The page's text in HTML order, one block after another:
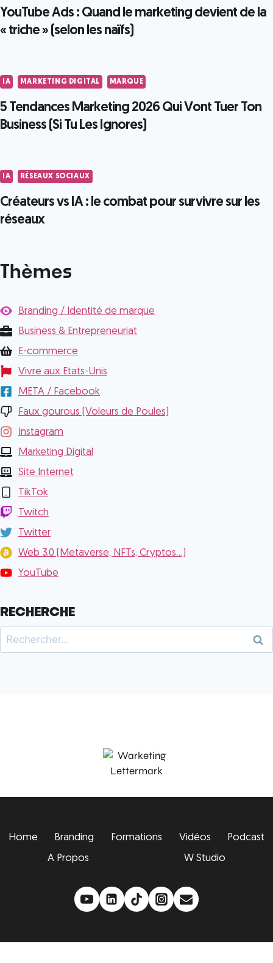
YouTube Ads : Quand le marketing devient de la
« triche » (selon les naïfs)
IA MARKETING DIGITAL MARQUE
5 Tendances Marketing 2026 Qui Vont Tuer Ton
Business (Si Tu Les Ignores)
IA RÉSEAUX SOCIAUX
Créateurs vs IA : le combat pour survivre sur les
réseaux
Thèmes
Branding / Identité de marque
Business & Entrepreneuriat
E-commerce
Vivre aux Etats-Unis
META / Facebook
Faux gourous (Voleurs de Poules)
Instagram
Marketing Digital
Site Internet
TikTok
Twitch
Twitter
Web 3.0 (Metaverse, NFTs, Cryptos...)
YouTube
RECHERCHE
Home Branding Formations Vidéos
Podcast
A Propos
W Studio